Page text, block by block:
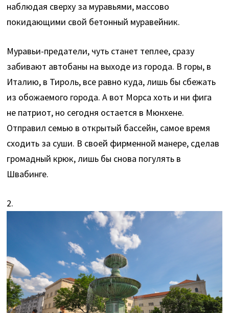
наблюдая сверху за муравьями, массово
покидающими свой бетонный муравейник.
Муравьи-предатели, чуть станет теплее, сразу
забивают автобаны на выходе из города. В горы, в
Италию, в Тироль, все равно куда, лишь бы сбежать
из обожаемого города. А вот Морса хоть и ни фига
не патриот, но сегодня остается в Мюнхене.
Отправил семью в открытый бассейн, самое время
сходить за суши. В своей фирменной манере, сделав
громадный крюк,лишь бы снова погулять в
Швабинге.
2.